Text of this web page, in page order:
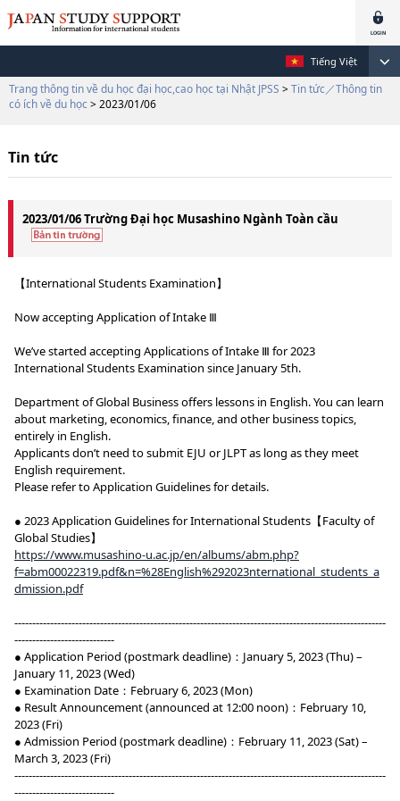
Tiếng Việt
Trang thông tin về du học đại học,cao học tại Nhật JPSS > Tin tức／Thông tin
có ích về du học > 2023/01/06
Tin tức
2023/01/06 Trường Đại học Musashino Ngành Toàn cầu
【International Students Examination】
Now accepting Application of Intake Ⅲ
We’ve started accepting Applications of Intake Ⅲ for 2023
International Students Examination since January 5th.
Department of Global Business offers lessons in English. You can learn
about marketing, economics, finance, and other business topics,
entirely in English.
Applicants don’t need to submit EJU or JLPT as long as they meet
English requirement.
Please refer to Application Guidelines for details.
● 2023 Application Guidelines for International Students【Faculty of
Global Studies】
https://www.musashino-u.ac.jp/en/albums/abm.php?
f=abm00022319.pdf&n=%28English%292023nternational_students_a
dmission.pdf
--------------------------------------------------------------------------------------------------------
----------------------------
● Application Period (postmark deadline)：January 5, 2023 (Thu) –
January 11, 2023 (Wed)
● Examination Date：February 6, 2023 (Mon)
● Result Announcement (announced at 12:00 noon)：February 10,
2023 (Fri)
● Admission Period (postmark deadline)：February 11, 2023 (Sat) –
March 3, 2023 (Fri)
--------------------------------------------------------------------------------------------------------
----------------------------